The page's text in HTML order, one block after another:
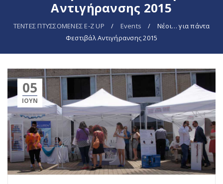
Αντιγήρανσης 2015
ΤΕΝΤΕΣ ΠΤΥΣΣΟΜΕΝΕΣ E-Z UP / Events /
Νέοι… για πάντα
Φεστιβάλ Αντιγήρανσης 2015
05
ΙΟΎΝ